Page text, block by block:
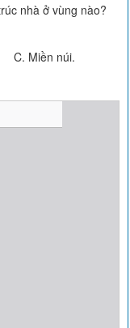
nhà ở vùng nào?
C. Miền núi.